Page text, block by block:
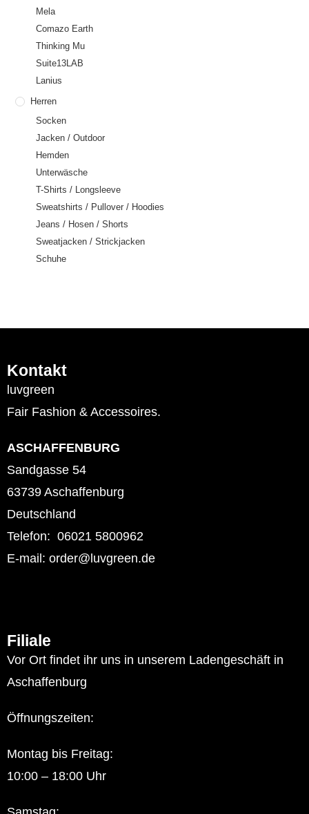
Mela
Comazo Earth
Thinking Mu
Suite13LAB
Lanius
Herren
Socken
Jacken / Outdoor
Hemden
Unterwäsche
T-Shirts / Longsleeve
Sweatshirts / Pullover / Hoodies
Jeans / Hosen / Shorts
Sweatjacken / Strickjacken
Schuhe
Kontakt
luvgreen
Fair Fashion & Accessoires.
ASCHAFFENBURG
Sandgasse 54
63739 Aschaffenburg
Deutschland
Telefon: 06021 5800962
E-mail: order@luvgreen.de
Filiale
Vor Ort findet ihr uns in unserem Ladengeschäft in
Aschaffenburg
Öffnungszeiten:
Montag bis Freitag:
10:00 – 18:00 Uhr